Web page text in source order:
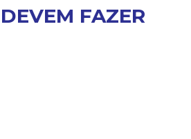
FAZER